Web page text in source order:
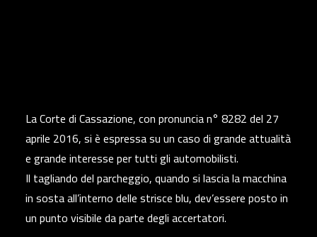
La Corte di Cassazione, con pronuncia n° 8282 del 27
aprile 2016, si è espressa su un caso di grande attualità
e grande interesse per tutti gli automobilisti.
Il tagliando del parcheggio, quando si lascia la macchina
in sosta all’interno delle strisce blu, dev’essere posto in
un punto visibile da parte degli accertatori.